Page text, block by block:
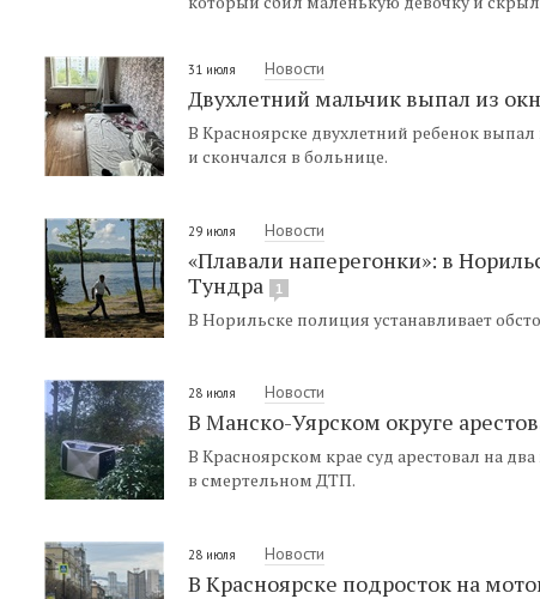
31 июля Новости
Двухлетний мальчик выпал из
В Красноярске двухлетний ребенок
и скончался в больнице.
29 июля Новости
«Плавали наперегонки»: в
Тундра
1
В Норильске полиция устанавливает
28 июля Новости
В Манско-Уярском округе
В Красноярском крае суд арестовал на
в смертельном ДТП.
28 июля Новости
В Красноярске подросток на